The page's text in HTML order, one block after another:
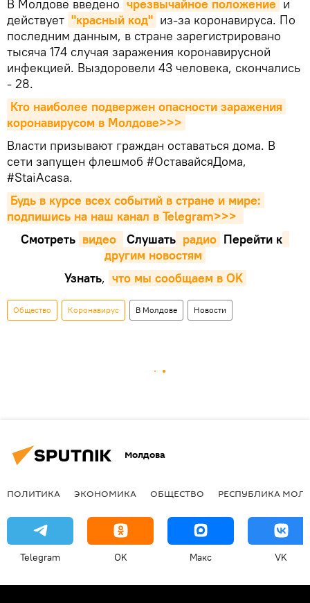
В Молдове введено чрезвычайное положение и
действует "красный код" из-за коронавируса. По
последним данным, в стране зарегистрировано
тысяча 174 случая заражения коронавирусной
инфекцией. Выздоровели 43 человека, скончались
- 28.
Кто наиболее подвержен опасности заражения
коронавирусом в Молдове>>>
Власти призывают граждан оставаться дома. В
сети запущен флешмоб #ОставайсяДома,
#StaiAcasa.
Будь в курсе всех событий в стране и мире:
подпишись на наш канал в Telegram>>>
Смотреть видео Cлушать радио Перейти к
другим новостям
Узнать, что мы сообщаем в OK
Общество Коронавирус В Молдове Новости
Молдова
ПОЛИТИКА ЭКОНОМИКА ОБЩЕСТВО РЕСПУБЛИКА
Telegram OK Макс VK